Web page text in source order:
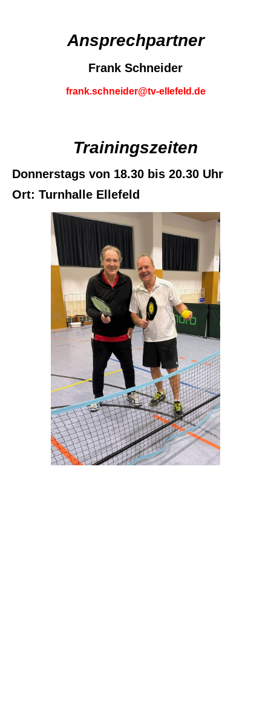
Ansprechpartner
Frank Schneider
frank.schneider@tv-ellefeld.de
Trainingszeiten
Donnerstags von 18.30 bis 20.30 Uhr
Ort: Turnhalle Ellefeld